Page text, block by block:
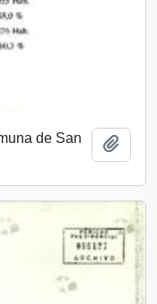
de San